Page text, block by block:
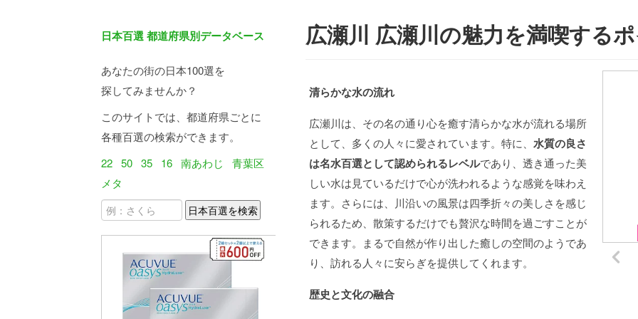
日本百選 都道府県別データベース
あなたの街の日本100選を
探してみませんか？
このサイトでは、都道府県ごとに
各種百選の検索ができます。
22 50 35 16 南あわじ
青葉区
メタ
広瀬川 広瀬川の魅力を満喫する
清らかな水の流れ
広瀬川は、その名の通り心を癒す清らかな水が流れる場所
として、多くの人々に愛されています。特に、 水質の良さ
は名水百選として認められるレベルであり、透き通った美
しい水は見ているだけで心が洗われるような感覚を味わえ
ます。さらには、川沿いの風景は四季折々の美しさを感じ
られるため、散策するだけでも贅沢な時間を過ごすことが
できます。まるで自然が作り出した癒しの空間のようであ
り、訪れる人々に安らぎを提供してくれます。
歴史と文化の融合